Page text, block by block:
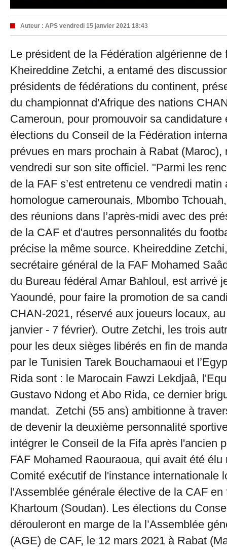
Auteur : APS vendredi 15 janvier 2021 18:43
Le président de la Fédération algérienne de
Kheireddine Zetchi, a entamé des
présidents de fédérations du continent,
du championnat d'Afrique des nations
Cameroun, pour promouvoir sa candidature
élections du Conseil de la Fédération
prévues en mars prochain à Rabat (Maroc),
vendredi sur son site officiel. "Parmi les
de la FAF s’est entretenu ce vendredi matin
homologue camerounais, Mbombo
des réunions dans l’après-midi avec des
de la CAF et d'autres personnalités du
précise la même source. Kheireddine
secrétaire général de la FAF Mohamed
du Bureau fédéral Amar Bahloul, est arrivé
Yaoundé, pour faire la promotion de sa
CHAN-2021, réservé aux joueurs locaux,
janvier - 7 février). Outre Zetchi, les trois
pour les deux sièges libérés en fin de
par le Tunisien Tarek Bouchamaoui et
Rida sont : le Marocain Fawzi Lekdjaâ,
Gustavo Ndong et Abo Rida, ce dernier
mandat. Zetchi (55 ans) ambitionne à
de devenir la deuxième personnalité
intégrer le Conseil de la Fifa après l'ancien
FAF Mohamed Raouraoua, qui avait été élu
Comité exécutif de l'instance internationale
l'Assemblée générale élective de la CAF en
Khartoum (Soudan). Les élections du
dérouleront en marge de la l’Assemblée
(AGE) de CAF, le 12 mars 2021 à Rabat